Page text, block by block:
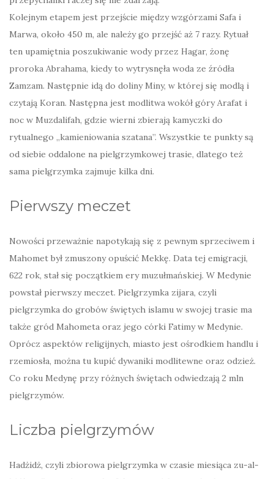
Kolejnym etapem jest przejście między wzgórzami Safa i
Marwa, około 450 m, ale należy go przejść aż 7 razy. Rytuał
ten upamiętnia poszukiwanie wody przez Hagar, żonę
proroka Abrahama, kiedy to wytrysnęła woda ze źródła
Zamzam. Następnie idą do doliny Miny, w której się modlą i
czytają Koran. Następna jest modlitwa wokół góry Arafat i
noc w Muzdalifah, gdzie wierni zbierają kamyczki do
rytualnego „kamieniowania szatana”. Wszystkie te punkty są
od siebie oddalone na pielgrzymkowej trasie, dlatego też
sama pielgrzymka zajmuje kilka dni.
Pierwszy meczet
Nowości przeważnie napotykają się z pewnym sprzeciwem i
Mahomet był zmuszony opuścić Mekkę. Data tej emigracji,
622 rok, stał się początkiem ery muzułmańskiej. W Medynie
powstał pierwszy meczet. Pielgrzymka zijara, czyli
pielgrzymka do grobów świętych islamu w swojej trasie ma
także gród Mahometa oraz jego córki Fatimy w Medynie.
Oprócz aspektów religijnych, miasto jest ośrodkiem handlu i
rzemiosła, można tu kupić dywaniki modlitewne oraz odzież.
Co roku Medynę przy różnych świętach odwiedzają 2 mln
pielgrzymów.
Liczba pielgrzymów
Hadżidż, czyli zbiorowa pielgrzymka w czasie miesiąca zu-al-